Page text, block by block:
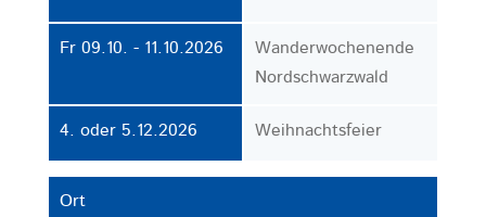
Fr 09.10. - 11.10.2026
4. oder 5.12.2026
Wanderwochenende
Nordschwarzwald
Weihnachtsfeier
Ort